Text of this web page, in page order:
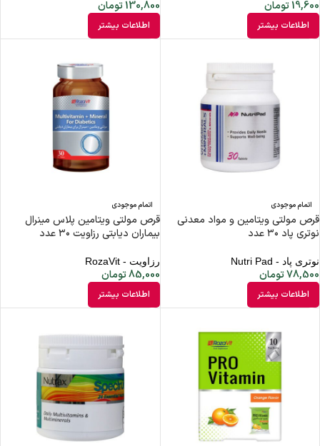
19,600تومان
اطلاعات بیشتر
130,800تومان
اطلاعات بیشتر
اتمام موجودی
قرص مولتی ویتامین و مواد معدنی
نوتری پاد ۳۰ عدد
نوتری پاد - Nutri Pad
78,500تومان
اطلاعات بیشتر
اتمام موجودی
قرص مولتی ویتامین پلاس مینرال
بیماران دیابتی رزاویت ۳۰ عدد
رزاویت - RozaVit
85,000تومان
اطلاعات بیشتر